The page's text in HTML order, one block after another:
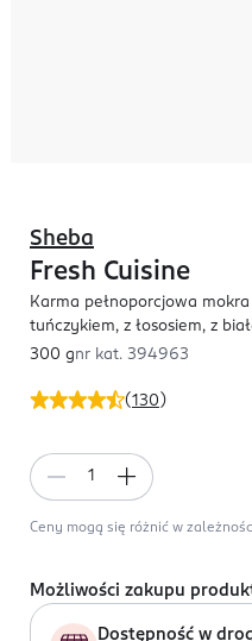
(130 )
Sheba
Fresh Cuisine
Karma pełnoporcjowa
tuńczykiem, z łososiem, z
300 gnr kat. 394963
Ceny mogą się różnić w
Możliwości zakupu
Dostępność w